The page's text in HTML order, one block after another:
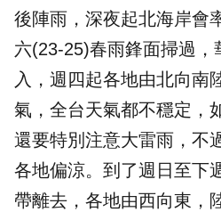
後陣雨，深夜起北海岸會
六(23-25)春雨鋒面掃過，
入，週四起各地由北向南
氣，全台天氣都不穩定，
還要特別注意大雷雨，不
各地偏涼。到了週日至下
帶離去，各地由西向東，